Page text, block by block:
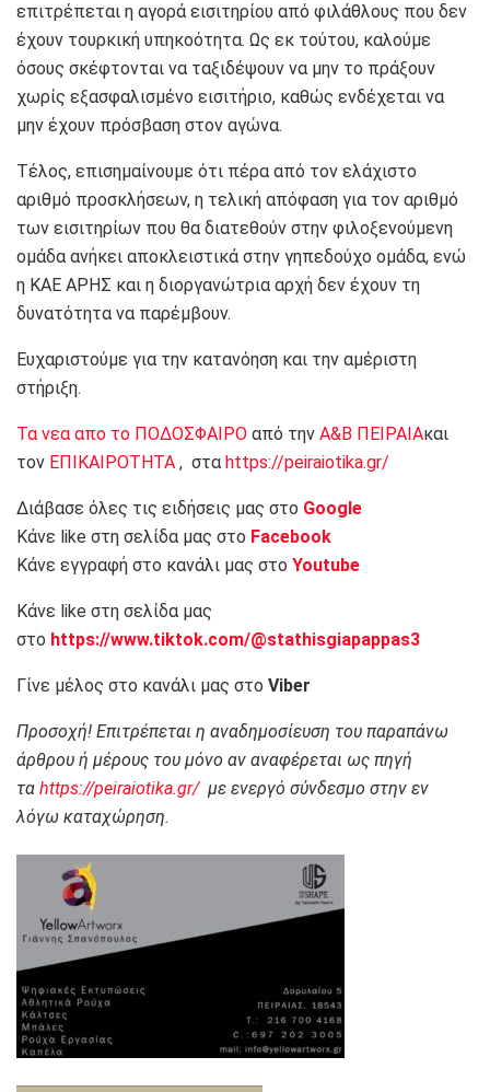
επιτρέπεται η αγορά εισιτηρίου από φιλάθλους που δεν
έχουν τουρκική υπηκοότητα. Ως εκ τούτου, καλούμε
όσους σκέφτονται να ταξιδέψουν να μην το πράξουν
χωρίς εξασφαλισμένο εισιτήριο, καθώς ενδέχεται να
μην έχουν πρόσβαση στον αγώνα.
Τέλος, επισημαίνουμε ότι πέρα από τον ελάχιστο
αριθμό προσκλήσεων, η τελική απόφαση για τον αριθμό
των εισιτηρίων που θα διατεθούν στην φιλοξενούμενη
ομάδα ανήκει αποκλειστικά στην γηπεδούχο ομάδα, ενώ
η ΚΑΕ ΑΡΗΣ και η διοργανώτρια αρχή δεν έχουν τη
δυνατότητα να παρέμβουν.
Ευχαριστούμε για την κατανόηση και την αμέριστη
στήριξη.
Τα νεα απο το ΠΟΔΟΣΦΑΙΡΟ από την Α&Β ΠΕΙΡΑΙΑκαι
τον ΕΠΙΚΑΙΡΟΤΗΤΑ , στα https://peiraiotika.gr/
Διάβασε όλες τις ειδήσεις μας στο Google
Κάνε like στη σελίδα μας στο Facebook
Κάνε εγγραφή στο κανάλι μας στο Youtube
Κάνε like στη σελίδα μας
στο https://www.tiktok.com/@stathisgiapappas3
Γίνε μέλος στο κανάλι μας στο Viber
Προσοχή! Επιτρέπεται η αναδημοσίευση του παραπάνω
άρθρου ή μέρους του μόνο αν αναφέρεται ως πηγή
τα https://peiraiotika.gr/με ενεργό σύνδεσμο στην εν
λόγω καταχώρηση.